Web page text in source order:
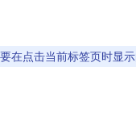
在点击当前标签页时显